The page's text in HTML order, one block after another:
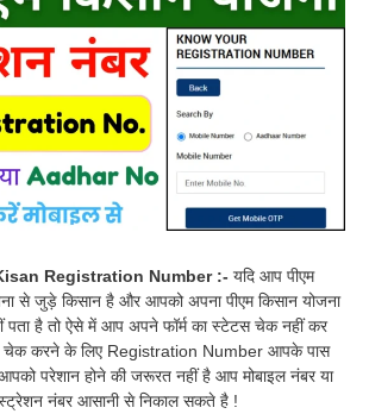
Registration Number :- यदि आप पीएम
से जुड़े किसान है और आपको अपना पीएम किसान योजना
पता है तो ऐसे में आप अपने फॉर्म का स्टेटस चेक नहीं कर
चेक करने के लिए Registration Number आपके पास
परेशान होने की जरूरत नहीं है आप मोबाइल नंबर या
नंबर आसानी से निकाल सकते है !